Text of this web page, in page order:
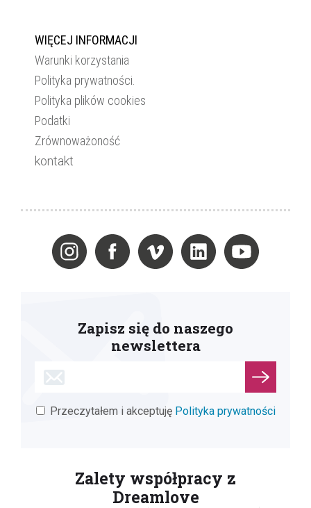
WIĘCEJ INFORMACJI
Warunki korzystania
Polityka prywatności.
Polityka plików cookies
Podatki
Zrównoważoność
kontakt
Zapisz się do naszego
newslettera
Przeczytałem i akceptuję Polityka prywatności
Zalety współpracy z
Dreamlove